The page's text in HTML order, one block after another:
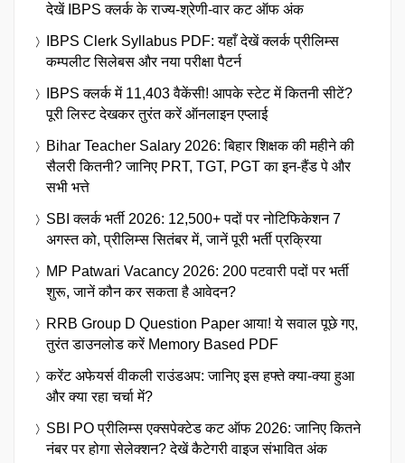
देखें IBPS क्लर्क के राज्य-श्रेणी-वार कट ऑफ अंक
IBPS Clerk Syllabus PDF: यहाँ देखें क्लर्क प्रीलिम्स
कम्पलीट सिलेबस और नया परीक्षा पैटर्न
IBPS क्लर्क में 11,403 वैकेंसी! आपके स्टेट में कितनी सीटें?
पूरी लिस्ट देखकर तुरंत करें ऑनलाइन एप्लाई
Bihar Teacher Salary 2026: बिहार शिक्षक की महीने की
सैलरी कितनी? जानिए PRT, TGT, PGT का इन-हैंड पे और
सभी भत्ते
SBI क्लर्क भर्ती 2026: 12,500+ पदों पर नोटिफिकेशन 7
अगस्त को, प्रीलिम्स सितंबर में, जानें पूरी भर्ती प्रक्रिया
MP Patwari Vacancy 2026: 200 पटवारी पदों पर भर्ती
शुरू, जानें कौन कर सकता है आवेदन?
RRB Group D Question Paper आया! ये सवाल पूछे गए,
तुरंत डाउनलोड करें Memory Based PDF
करेंट अफेयर्स वीकली राउंडअप: जानिए इस हफ्ते क्या-क्या हुआ
और क्या रहा चर्चा में?
SBI PO प्रीलिम्स एक्सपेक्टेड कट ऑफ 2026: जानिए कितने
नंबर पर होगा सेलेक्शन? देखें कैटेगरी वाइज संभावित अंक